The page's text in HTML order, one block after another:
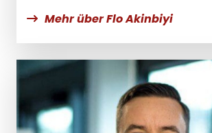
Mehr über Flo Akinbiyi